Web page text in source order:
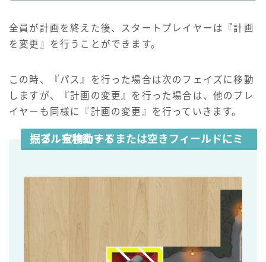
全員が計画を終えた後、スタートプレイヤーは『計画
を変更』を行うことができます。
この時、『パス』を行った場合は次のフェイズに移動
しますが、『計画の変更』を行った場合は、他のプレ
イヤーも同様に『計画の変更』を行っていきます。
掘る：宝物カードまたは空きフィールドにミープルを移動する